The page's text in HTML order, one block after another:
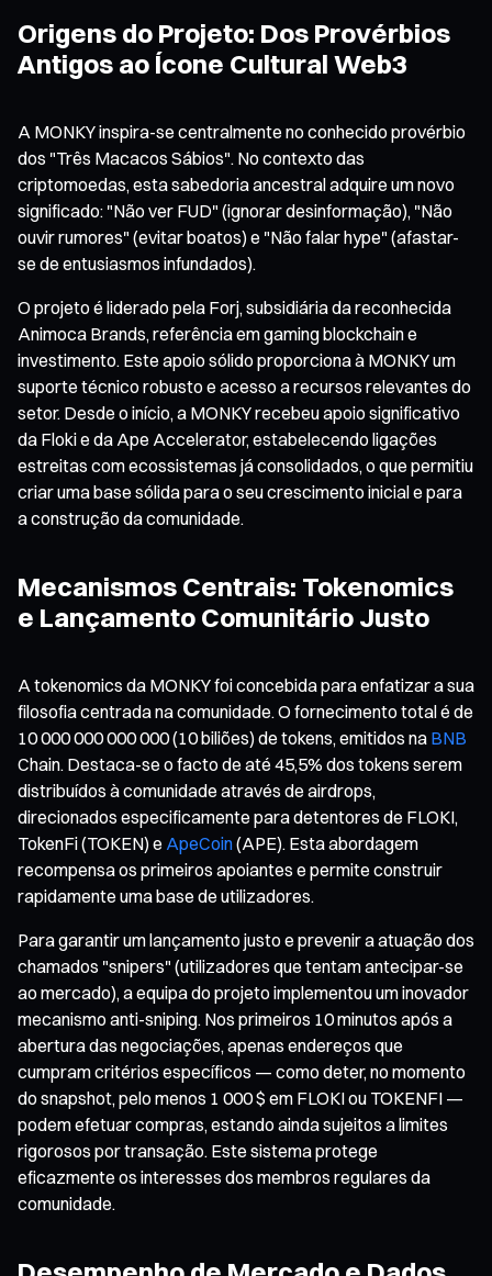
Origens do Projeto: Dos Provérbios
Antigos ao Ícone Cultural Web3
A MONKY inspira-se centralmente no conhecido provérbio
dos "Três Macacos Sábios". No contexto das
criptomoedas, esta sabedoria ancestral adquire um novo
significado: "Não ver FUD" (ignorar desinformação), "Não
ouvir rumores" (evitar boatos) e "Não falar hype" (afastar-
se de entusiasmos infundados).
O projeto é liderado pela Forj, subsidiária da reconhecida
Animoca Brands, referência em gaming blockchain e
investimento. Este apoio sólido proporciona à MONKY um
suporte técnico robusto e acesso a recursos relevantes do
setor. Desde o início, a MONKY recebeu apoio significativo
da Floki e da Ape Accelerator, estabelecendo ligações
estreitas com ecossistemas já consolidados, o que permitiu
criar uma base sólida para o seu crescimento inicial e para
a construção da comunidade.
Mecanismos Centrais: Tokenomics
e Lançamento Comunitário Justo
A tokenomics da MONKY foi concebida para enfatizar a sua
filosofia centrada na comunidade. O fornecimento total é de
10 000 000 000 000 (10 biliões) de tokens, emitidos na BNB
Chain. Destaca-se o facto de até 45,5% dos tokens serem
distribuídos à comunidade através de airdrops,
direcionados especificamente para detentores de FLOKI,
TokenFi (TOKEN) e ApeCoin(APE). Esta abordagem
recompensa os primeiros apoiantes e permite construir
rapidamente uma base de utilizadores.
Para garantir um lançamento justo e prevenir a atuação dos
chamados "snipers" (utilizadores que tentam antecipar-se
ao mercado), a equipa do projeto implementou um inovador
mecanismo anti-sniping. Nos primeiros 10 minutos após a
abertura das negociações, apenas endereços que
cumpram critérios específicos — como deter, no momento
do snapshot, pelo menos 1 000 $ em FLOKI ou TOKENFI —
podem efetuar compras, estando ainda sujeitos a limites
rigorosos por transação. Este sistema protege
eficazmente os interesses dos membros regulares da
comunidade.